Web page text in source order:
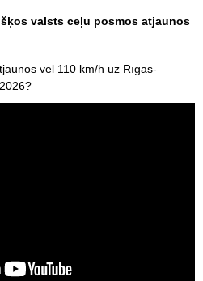
valsts ceļu posmos atjaunos
vēl 110 km/h uz Rīgas-